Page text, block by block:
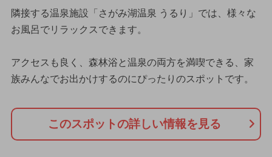
隣接する温泉施設「さがみ湖温泉 うるり」では、様々な
お風呂でリラックスできます。
アクセスも良く、森林浴と温泉の両方を満喫できる、家
族みんなでお出かけするのにぴったりのスポットです。
このスポットの詳しい情報を見る